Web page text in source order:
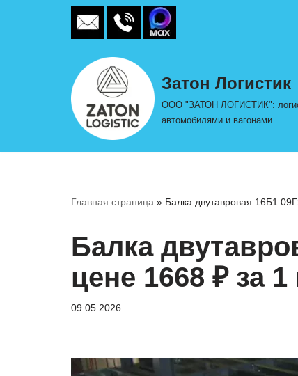
содержимому
Затон Логистик
ООО "ЗАТОН ЛОГИСТИК":
автомобилями и вагонами
Главная страница » Балка двутавровая 16Б1
Балка
цене 1668 ₽ за 1
09.05.2026